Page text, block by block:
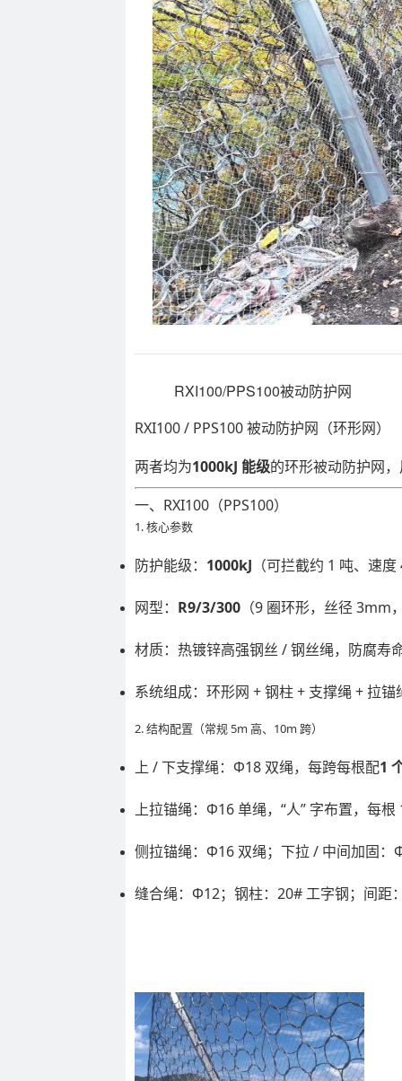
RXI100/PPS100被动防护网
RXI100 / PPS100 被动防护网（环形网）
两者均为1000kJ 能级的环形被动防护网
一、RXI100（PPS100）
1. 核心参数
防护能级： 1000kJ （可拦截约 1 吨、速
网型： R9/3/300 （9 圈环形，丝径 3mm
材质：热镀锌高强钢丝 / 钢丝绳，防腐寿
系统组成：环形网 + 钢柱 + 支撑绳 + 拉锚
2. 结构配置（常规 5m 高、10m 跨）
上 / 下支撑绳：Φ18 双绳，每跨每根配1
上拉锚绳：Φ16 单绳，“人” 字布置，每根
侧拉锚绳：Φ16 双绳；下拉 / 中间加固：
缝合绳：Φ12；钢柱：20# 工字钢；间距